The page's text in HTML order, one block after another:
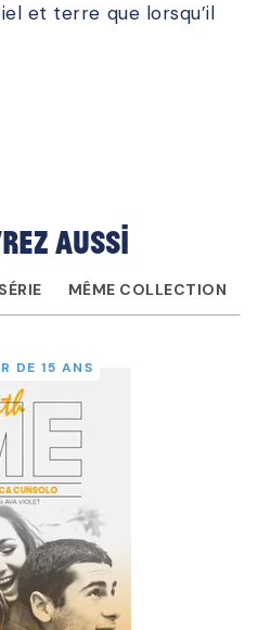
et terre que lorsqu’il
aussi
MÊME COLLECTION
DE 15 ANS